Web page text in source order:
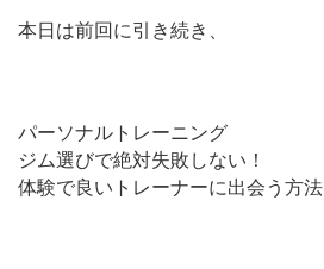
本日は前回に引き続き、
パーソナルトレーニング
ジム選びで絶対失敗しない！
体験で良いトレーナーに出会う方法